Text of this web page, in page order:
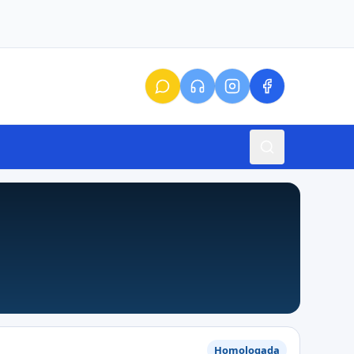
Homologada